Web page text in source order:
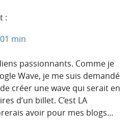
:
min
passionnants. Comme je
Wave, je me suis demandé
de créer une wave qui serait en
d’un billet. C’est LA
avoir pour mes blogs…